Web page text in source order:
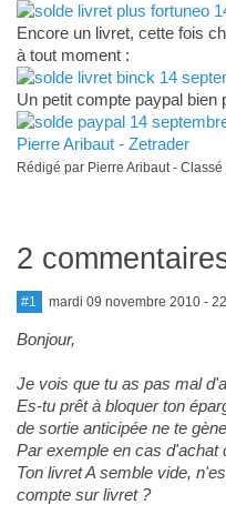
Encore un livret, cette fois
à tout moment :
Un petit compte paypal bien
Pierre Aribaut - Zetrader
Rédigé par Pierre Aribaut - Classé
2
#1 mardi 09 novembre 2010 -
Bonjour,
Je vois que tu as pas mal
Es-tu prêt à bloquer ton
de sortie anticipée ne te
Par exemple en cas d'achat
Ton livret A semble vide,
compte sur livret ?